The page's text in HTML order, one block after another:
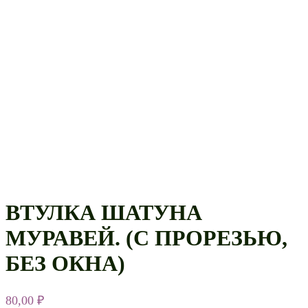
ВТУЛКА ШАТУНА
МУРАВЕЙ. (С ПРОРЕЗЬЮ,
БЕЗ ОКНА)
80,00 ₽